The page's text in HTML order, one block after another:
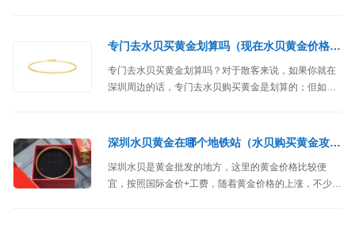
专门去水贝买黄金划算吗（现在水贝黄金价格参考）
专门去水贝买黄金划算吗？对于散客来说，如果你就在
深圳周边的话，专门去水贝购买黄金是划算的；但如果
深圳水贝黄金在哪个地铁站（水贝购买黄金攻略）
深圳水贝是黄金批发的地方，这里的黄金价格比较便
宜，按照国际金价+工费，随着黄金价格的上涨，不少人